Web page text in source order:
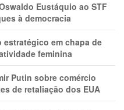
Eustáquio ao STF
à democracia
estratégico em chapa de
feminina
Putin sobre comércio
de retaliação dos EUA